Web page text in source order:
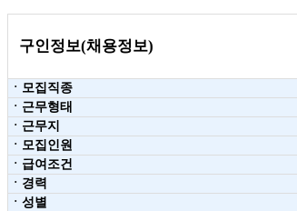
구인정보(채용정보)
ㆍ모집직종
ㆍ근무형태
ㆍ근무지
ㆍ모집인원
ㆍ급여조건
ㆍ경력
ㆍ성별